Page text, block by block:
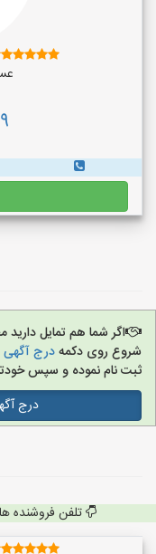
اگر شما هم تمایل دارید
شروع روی دکمهدرج آگهی
ثبت نام نموده و سپس
درج
تلفن فروشنده